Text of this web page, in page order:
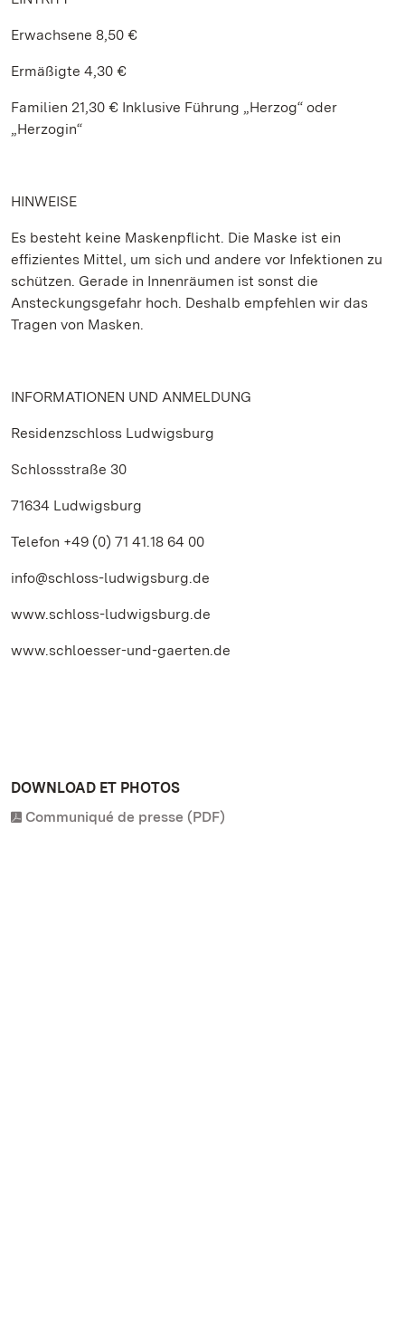
Erwachsene 8,50 €
Ermäßigte 4,30 €
Familien 21,30 € Inklusive Führung „Herzog“ oder
„Herzogin“
HINWEISE
Es besteht keine Maskenpflicht. Die Maske ist ein
effizientes Mittel, um sich und andere vor Infektionen zu
schützen. Gerade in Innenräumen ist sonst die
Ansteckungsgefahr hoch. Deshalb empfehlen wir das
Tragen von Masken.
INFORMATIONEN UND ANMELDUNG
Residenzschloss Ludwigsburg
Schlossstraße 30
71634 Ludwigsburg
Telefon +49 (0) 71 41.18 64 00
info@schloss-ludwigsburg.de
www.schloss-ludwigsburg.de
www.schloesser-und-gaerten.de
DOWNLOAD ET PHOTOS
Communiqué de presse (PDF)